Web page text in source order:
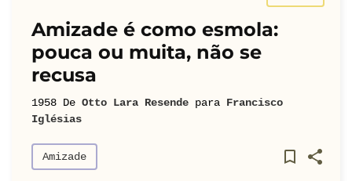
Amizade é como esmola:
pouca ou muita, não se
recusa
1958 De Otto Lara Resende para Francisco
Iglésias
Amizade